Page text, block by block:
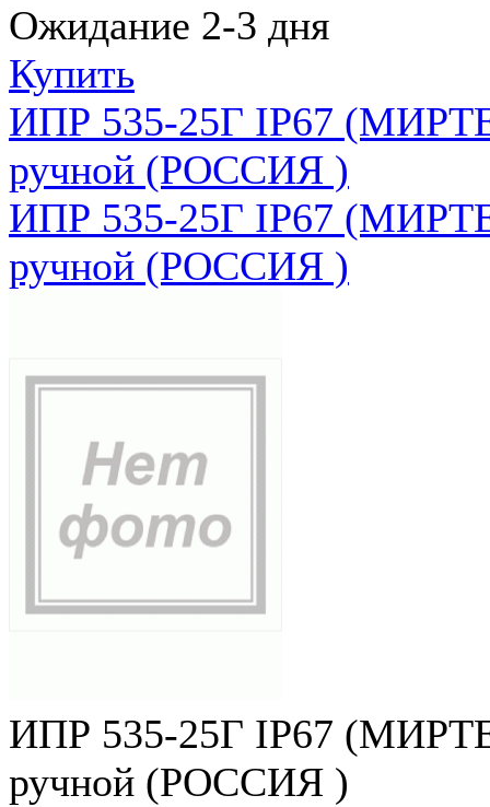
Ожидание 2-3 дня
Купить
ИПР 535-25Г IP67
ручной (РОССИЯ )
ИПР 535-25Г IP67
ручной (РОССИЯ )
ИПР 535-25Г IP67
ручной (РОССИЯ )